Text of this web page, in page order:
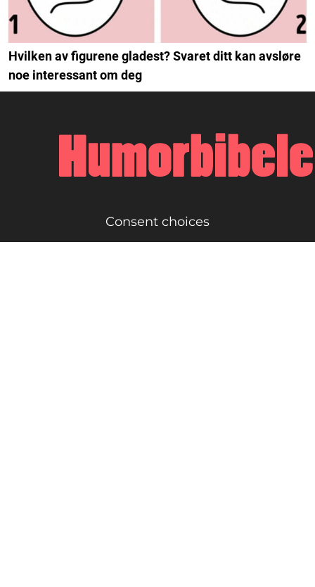
Hvilken av figurene gladest? Svaret ditt kan avsløre
noe interessant om deg
Consent choices